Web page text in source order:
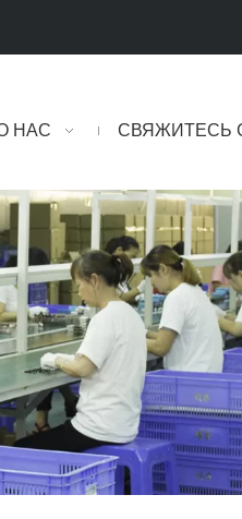
НАС СВЯЖИТЕСЬ